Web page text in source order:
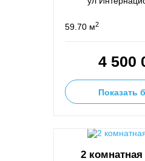
59.70 м2
4 500
Показать
2 комнатная